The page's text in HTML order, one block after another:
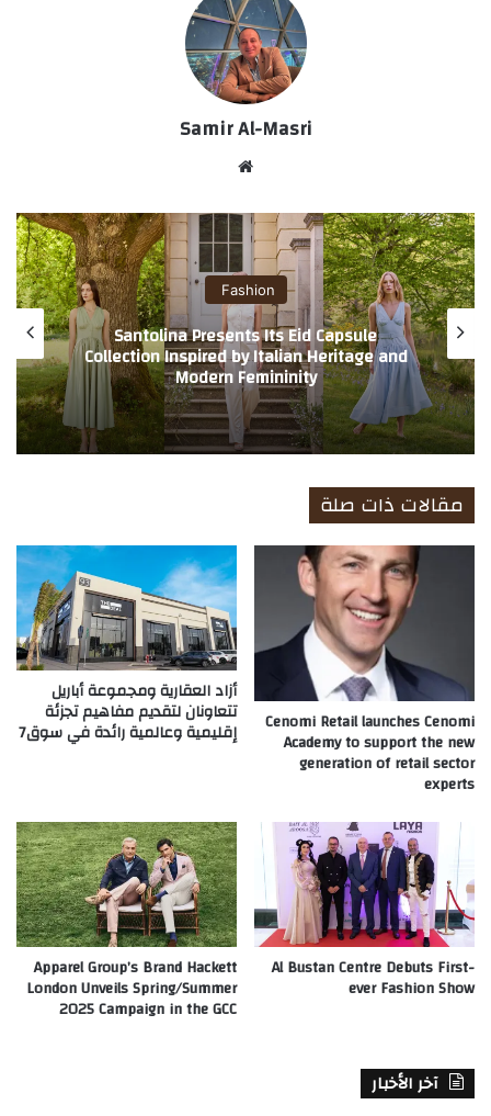
Samir Al-Masri
الوي
ب
Fashion
Santolina Presents Its Eid Capsule
Collection Inspired by Italian Heritage and
Modern Femininity
مقالات ذات صلة
Cenomi Retail launches Cenomi
Academy to support the new
generation of retail sector
experts
أزاد العقارية ومجموعة أباريل
تتعاونان لتقديم مفاهيم تجزئة
إقليمية وعالمية رائدة في سوق7
Al Bustan Centre Debuts First-
ever Fashion Show
Apparel Group’s Brand Hackett
London Unveils Spring/Summer
2025 Campaign in the GCC
آخر الأخبار